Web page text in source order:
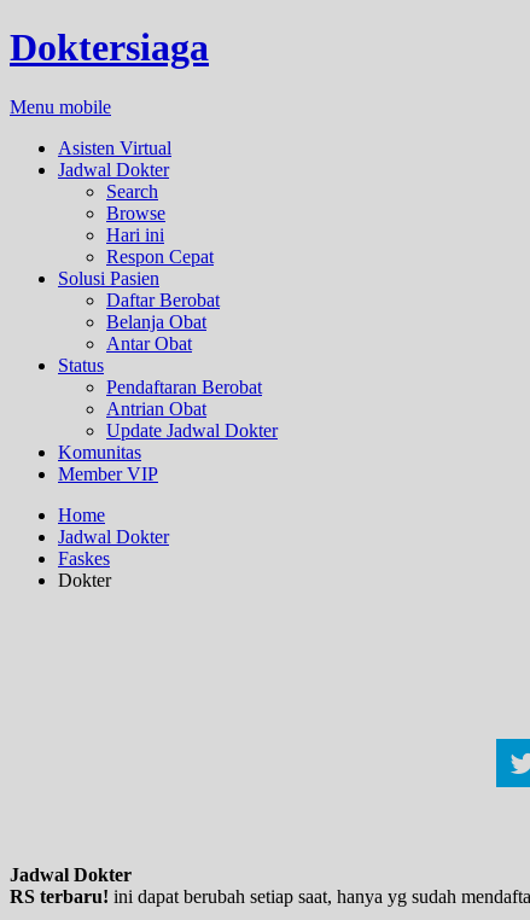
Doktersiaga
Menu mobile
Asisten Virtual
Jadwal Dokter
Search
Browse
Hari ini
Respon Cepat
Solusi Pasien
Daftar Berobat
Belanja Obat
Antar Obat
Status
Pendaftaran Berobat
Antrian Obat
Update Jadwal Dokter
Komunitas
Member VIP
Home
Jadwal Dokter
Faskes
Dokter
Jadwal Dokter
RS terbaru! ini dapat berubah setiap saat, hanya yg sudah